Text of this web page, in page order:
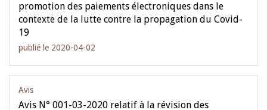
promotion des paiements électroniques dans le
contexte de la lutte contre la propagation du Covid-
19
publié le 2020-04-02
Avis
Avis N° 001-03-2020 relatif à la révision des